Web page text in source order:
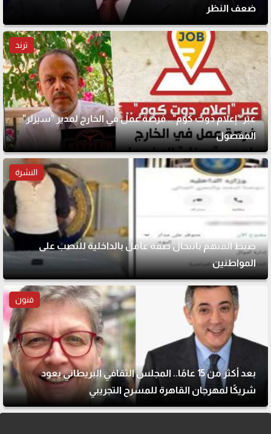
ضعف النظر
ترند
عبر "إعلام دوت كوم".. فرصة عمل في الخارج لمدير "سيزلر"
المفصول
النشرة
ضبط المتهم بانتحال صفة عامل بالداخلية للنصب على
المواطنين
فنون
بعد أكثر من 15 عامًا.. المجلس الثقافي البريطاني يعود
شريكًا لمهرجان القاهرة للمسرح التجريبي